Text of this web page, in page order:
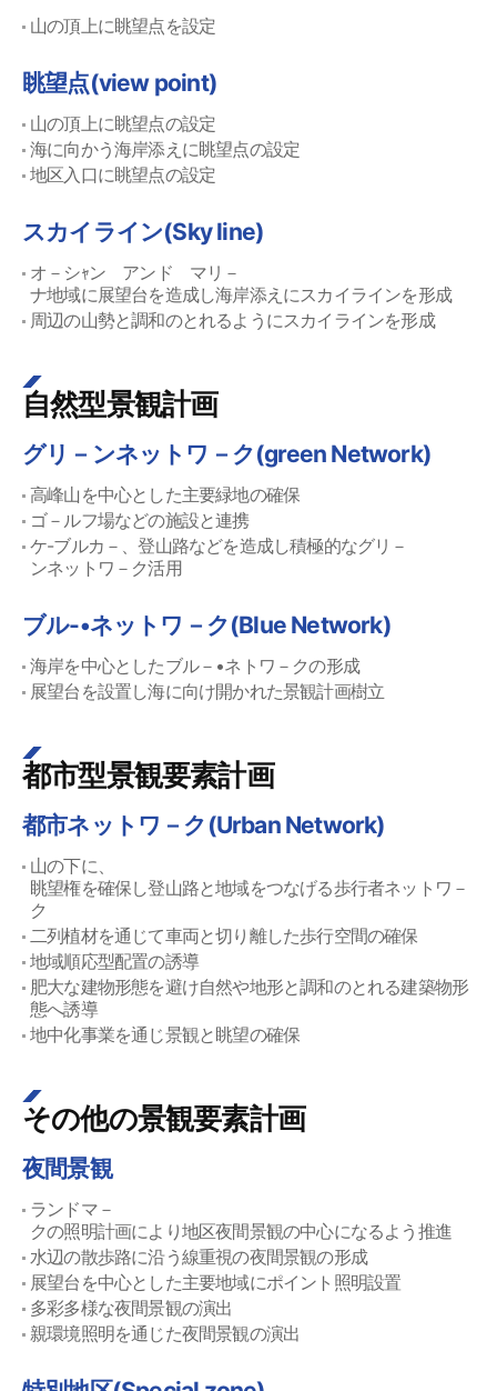
山の頂上に眺望点を設定
眺望点(view point)
山の頂上に眺望点の設定
海に向かう海岸添えに眺望点の設定
地区入口に眺望点の設定
スカイライン(Sky line)
オ－シｬン アンド マリ－
ナ地域に展望台を造成し海岸添えにスカイラインを形成
周辺の山勢と調和のとれるようにスカイラインを形成
自然型景観計画
グリ－ンネットワ－ク(green Network)
高峰山を中心とした主要緑地の確保
ゴ－ルフ場などの施設と連携
ケ-ブルカ－、登山路などを造成し積極的なグリ－
ンネットワ－ク活用
ブル-•ネットワ－ク(Blue Network)
海岸を中心としたブル－•ネトワ－クの形成
展望台を設置し海に向け開かれた景観計画樹立
都市型景観要素計画
都市ネットワ－ク(Urban Network)
山の下に、
眺望権を確保し登山路と地域をつなげる歩行者ネットワ－
ク
二列植材を通じて車両と切り離した歩行空間の確保
地域順応型配置の誘導
肥大な建物形態を避け自然や地形と調和のとれる建築物形
態へ誘導
地中化事業を通じ景観と眺望の確保
その他の景観要素計画
夜間景観
ランドマ－
クの照明計画により地区夜間景観の中心になるよう推進
水辺の散歩路に沿う線重視の夜間景観の形成
展望台を中心とした主要地域にポイント照明設置
多彩多様な夜間景観の演出
親環境照明を通じた夜間景観の演出